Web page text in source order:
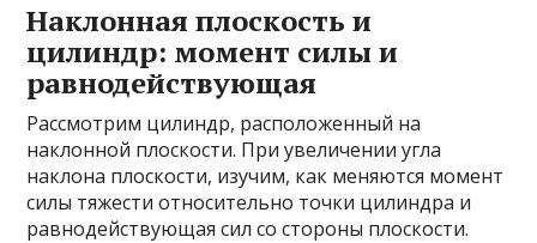
Наклонная плоскость и
цилиндр: момент силы и
равнодействующая
Рассмотрим цилиндр, расположенный на
наклонной плоскости. При увеличении угла
наклона плоскости, изучим, как меняются момент
силы тяжести относительно точки цилиндра и
равнодействующая сил со стороны плоскости.